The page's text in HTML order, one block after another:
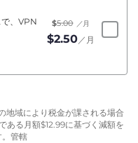
、VPN
$5.00 ／月
$2.50 ／月
地域により税金が課される場合
ある月額$12.99に基づく減額を
。管轄